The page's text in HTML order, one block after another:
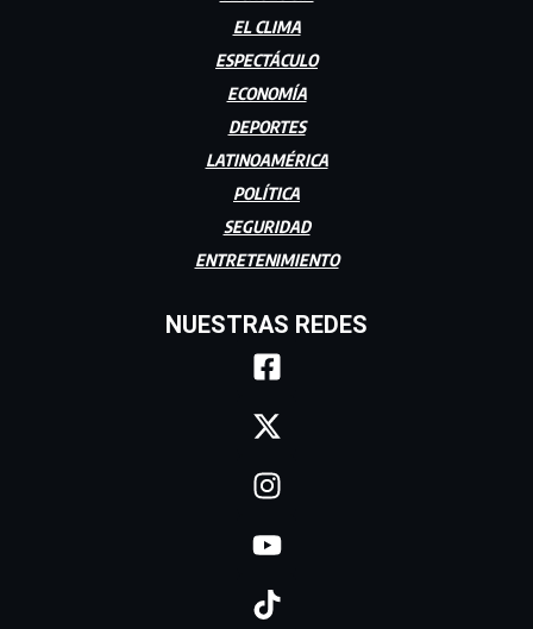
EL CLIMA
ESPECTÁCULO
ECONOMÍA
DEPORTES
LATINOAMÉRICA
POLÍTICA
SEGURIDAD
ENTRETENIMIENTO
NUESTRAS REDES